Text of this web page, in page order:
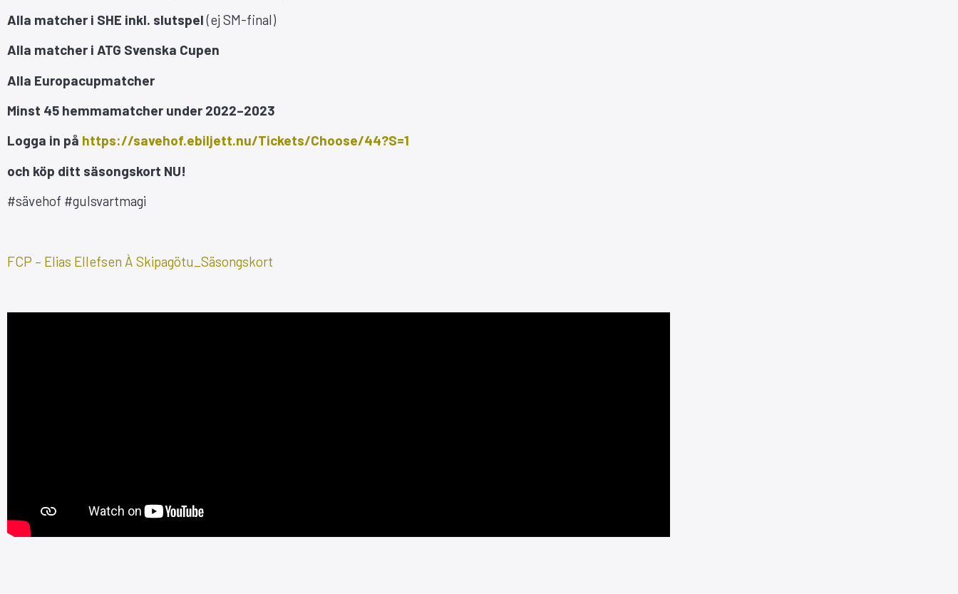
Alla matcher i SHE inkl. slutspel(ej SM-final)
Alla matcher i ATG Svenska Cupen
Alla Europacupmatcher
Minst 45 hemmamatcher under 2022–2023
Logga in på https://savehof.ebiljett.nu/Tickets/Choose/44?S=1
och köp ditt säsongskort NU!
#sävehof #gulsvartmagi
FCP – Elias Ellefsen À Skipagötu_Säsongskort